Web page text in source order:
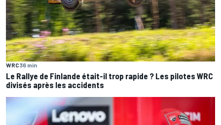
WRC36 min
Le Rallye de Finlande était-il trop rapide ? Les pilotes WRC
divisés après les accidents